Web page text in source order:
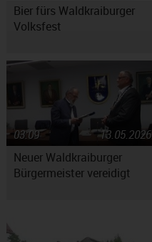
Bier fürs Waldkraiburger
Volksfest
Neuer Waldkraiburger
Bürgermeister vereidigt
13.05.2026
03:09